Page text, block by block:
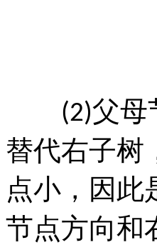
(2)父母
替代右子树
点小，因此
节点方向和